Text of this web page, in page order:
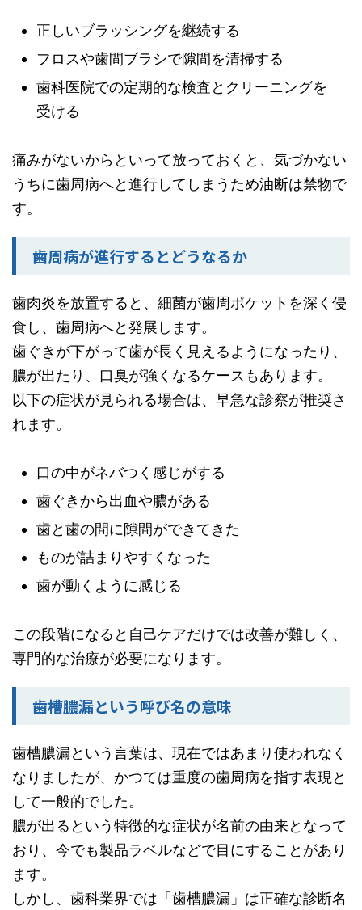
正しいブラッシングを継続する
フロスや歯間ブラシで隙間を清掃する
歯科医院での定期的な検査とクリーニングを
受ける
痛みがないからといって放っておくと、気づかない
うちに歯周病へと進行してしまうため油断は禁物で
す。
歯周病が進行するとどうなるか
歯肉炎を放置すると、細菌が歯周ポケットを深く侵
食し、歯周病へと発展します。
歯ぐきが下がって歯が長く見えるようになったり、
膿が出たり、口臭が強くなるケースもあります。
以下の症状が見られる場合は、早急な診察が推奨さ
れます。
口の中がネバつく感じがする
歯ぐきから出血や膿がある
歯と歯の間に隙間ができてきた
ものが詰まりやすくなった
歯が動くように感じる
この段階になると自己ケアだけでは改善が難しく、
専門的な治療が必要になります。
歯槽膿漏という呼び名の意味
歯槽膿漏という言葉は、現在ではあまり使われなく
なりましたが、かつては重度の歯周病を指す表現と
して一般的でした。
膿が出るという特徴的な症状が名前の由来となって
おり、今でも製品ラベルなどで目にすることがあり
ます。
しかし、歯科業界では「歯槽膿漏」は正確な診断名